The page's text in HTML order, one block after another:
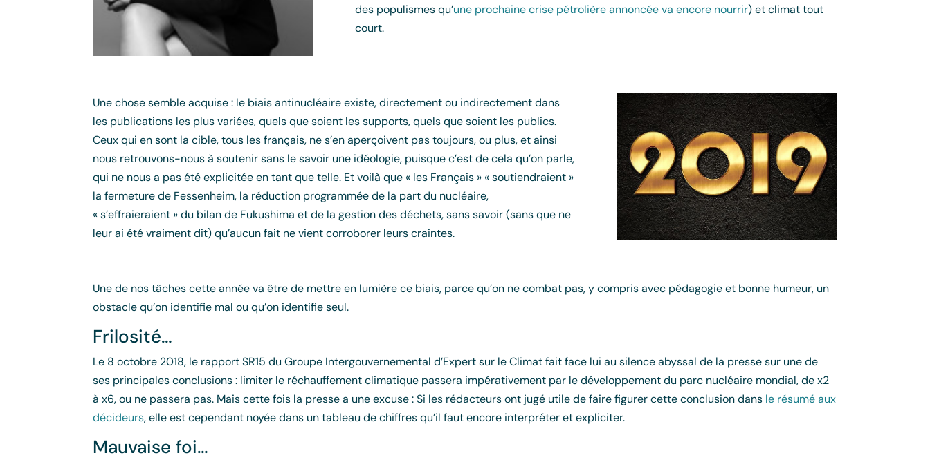
des populismes qu’une prochaine crise pétrolière annoncée va encore nourrir) et climat tout
court.
Une chose semble acquise : le biais antinucléaire existe, directement ou indirectement dans
les publications les plus variées, quels que soient les supports, quels que soient les publics.
Ceux qui en sont la cible, tous les français, ne s’en aperçoivent pas toujours, ou plus, et ainsi
nous retrouvons-nous à soutenir sans le savoir une idéologie, puisque c’est de cela qu’on parle,
qui ne nous a pas été explicitée en tant que telle. Et voilà que « les Français » « soutiendraient »
la fermeture de Fessenheim, la réduction programmée de la part du nucléaire,
« s’effraieraient » du bilan de Fukushima et de la gestion des déchets, sans savoir (sans que ne
leur ai été vraiment dit) qu’aucun fait ne vient corroborer leurs craintes.
Une de nos tâches cette année va être de mettre en lumière ce biais, parce qu’on ne combat pas, y compris avec pédagogie et bonne humeur, un
obstacle qu’on identifie mal ou qu’on identifie seul.
Frilosité…
Le 8 octobre 2018, le rapport SR15 du Groupe Intergouvernemental d’Expert sur le Climat fait face lui au silence abyssal de la presse sur une de
ses principales conclusions : limiter le réchauffement climatique passera impérativement par le développement du parc nucléaire mondial, de x2
à x6, ou ne passera pas. Mais cette fois la presse a une excuse : Si les rédacteurs ont jugé utile de faire figurer cette conclusion dans le résumé aux
décideurs, elle est cependant noyée dans un tableau de chiffres qu’il faut encore interpréter et expliciter.
Mauvaise foi…